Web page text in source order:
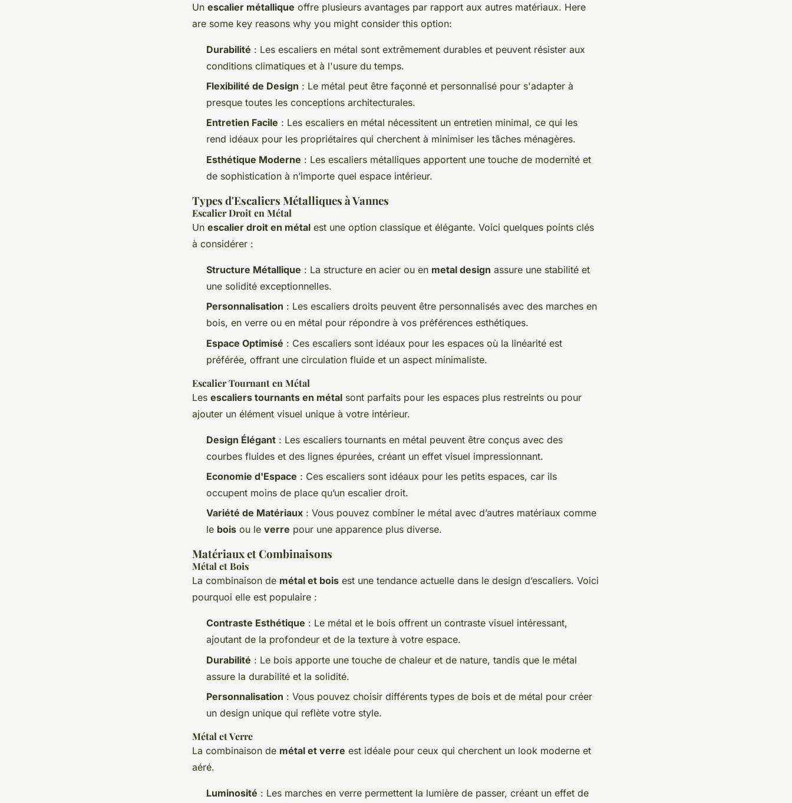
Un escalier métallique offre plusieurs avantages par rapport aux autres matériaux. Here
are some key reasons why you might consider this option:
Durabilité : Les escaliers en métal sont extrêmement durables et peuvent résister aux
conditions climatiques et à l'usure du temps.
Flexibilité de Design : Le métal peut être façonné et personnalisé pour s'adapter à
presque toutes les conceptions architecturales.
Entretien Facile : Les escaliers en métal nécessitent un entretien minimal, ce qui les
rend idéaux pour les propriétaires qui cherchent à minimiser les tâches ménagères.
Esthétique Moderne : Les escaliers métalliques apportent une touche de modernité et
de sophistication à n’importe quel espace intérieur.
Types d'Escaliers Métalliques à Vannes
Escalier Droit en Métal
Un escalier droit en métal est une option classique et élégante. Voici quelques points clés
à considérer :
Structure Métallique : La structure en acier ou en metal design assure une stabilité et
une solidité exceptionnelles.
Personnalisation : Les escaliers droits peuvent être personnalisés avec des marches en
bois, en verre ou en métal pour répondre à vos préférences esthétiques.
Espace Optimisé : Ces escaliers sont idéaux pour les espaces où la linéarité est
préférée, offrant une circulation fluide et un aspect minimaliste.
Escalier Tournant en Métal
Les escaliers tournants en métal sont parfaits pour les espaces plus restreints ou pour
ajouter un élément visuel unique à votre intérieur.
Design Élégant : Les escaliers tournants en métal peuvent être conçus avec des
courbes fluides et des lignes épurées, créant un effet visuel impressionnant.
Economie d'Espace : Ces escaliers sont idéaux pour les petits espaces, car ils
occupent moins de place qu’un escalier droit.
Variété de Matériaux : Vous pouvez combiner le métal avec d’autres matériaux comme
le bois ou le verre pour une apparence plus diverse.
Matériaux et Combinaisons
Métal et Bois
La combinaison de métal et bois est une tendance actuelle dans le design d’escaliers. Voici
pourquoi elle est populaire :
Contraste Esthétique : Le métal et le bois offrent un contraste visuel intéressant,
ajoutant de la profondeur et de la texture à votre espace.
Durabilité : Le bois apporte une touche de chaleur et de nature, tandis que le métal
assure la durabilité et la solidité.
Personnalisation : Vous pouvez choisir différents types de bois et de métal pour créer
un design unique qui reflète votre style.
Métal et Verre
La combinaison de métal et verre est idéale pour ceux qui cherchent un look moderne et
aéré.
Luminosité : Les marches en verre permettent la lumière de passer, créant un effet de